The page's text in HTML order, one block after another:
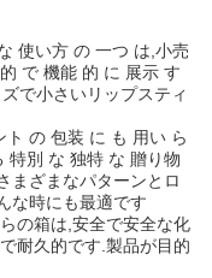
使い方 の 一つ は,小売
で 機能 的 に 展示 す
で小さいリップスティ
の 包装 に も 用い ら
特別 な 独特 な 贈り物
まざまなパターンとロ
な時にも最適です
の箱は,安全で安全な化
耐久的です.製品が目的